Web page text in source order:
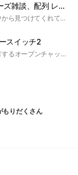
ドラゴンボールスーパーダイバーズ雑談、配列 レジェンズ フュージョンワールド ドッカンバトル
おっ！そこの君！数あるオプチャの中から見つけてくれてありがとう！ 一応ここはドラゴンボールヒーローズの雑談の場所だけど…ドラゴンボールに関連することだったらなんでも話してもいいよ！ドラゴンボールヒーローズの配列持っているので、見てほしいときは聞きます！ みんな大歓迎なので入ってきてください！！お願いします！説明は入ってきたらbotがしてくれます！ 入る場合は即抜け、荒らし、などしないでください！ ご協力お願いします ＃ドラゴンボールヒーローズ ＃ドラゴンボール ＃ドラゴンボールレジェンズ ＃ドラゴンボールドッカンバトル ＃ドラゴンボールゼノバース ＃ドラゴンボールフュージョンワールド ＃ドラゴンボールスパーキングゼロ ＃ドラゴンボールダイバーズ
スイッチ2
Nintendo Switch 2 ゲーム情報を共有するオープンチャットです！ おすすめ、新作、レビューなど、Switch関連の話題で盛り上がりましょう！ #Switch2 #Switch #スイッチ #ゲーム #攻略 #雑談 #募集 #フレンド #Nintendo #任天堂 #あつ森 #桃鉄 #ピクミン #スプラトゥーン #ポケモン #マリオ #オンライン #マリオ #マルチ #ゼルダ #ニンテンドー #ニンテンドーダイレクト #ニンダイ
もりだくさん